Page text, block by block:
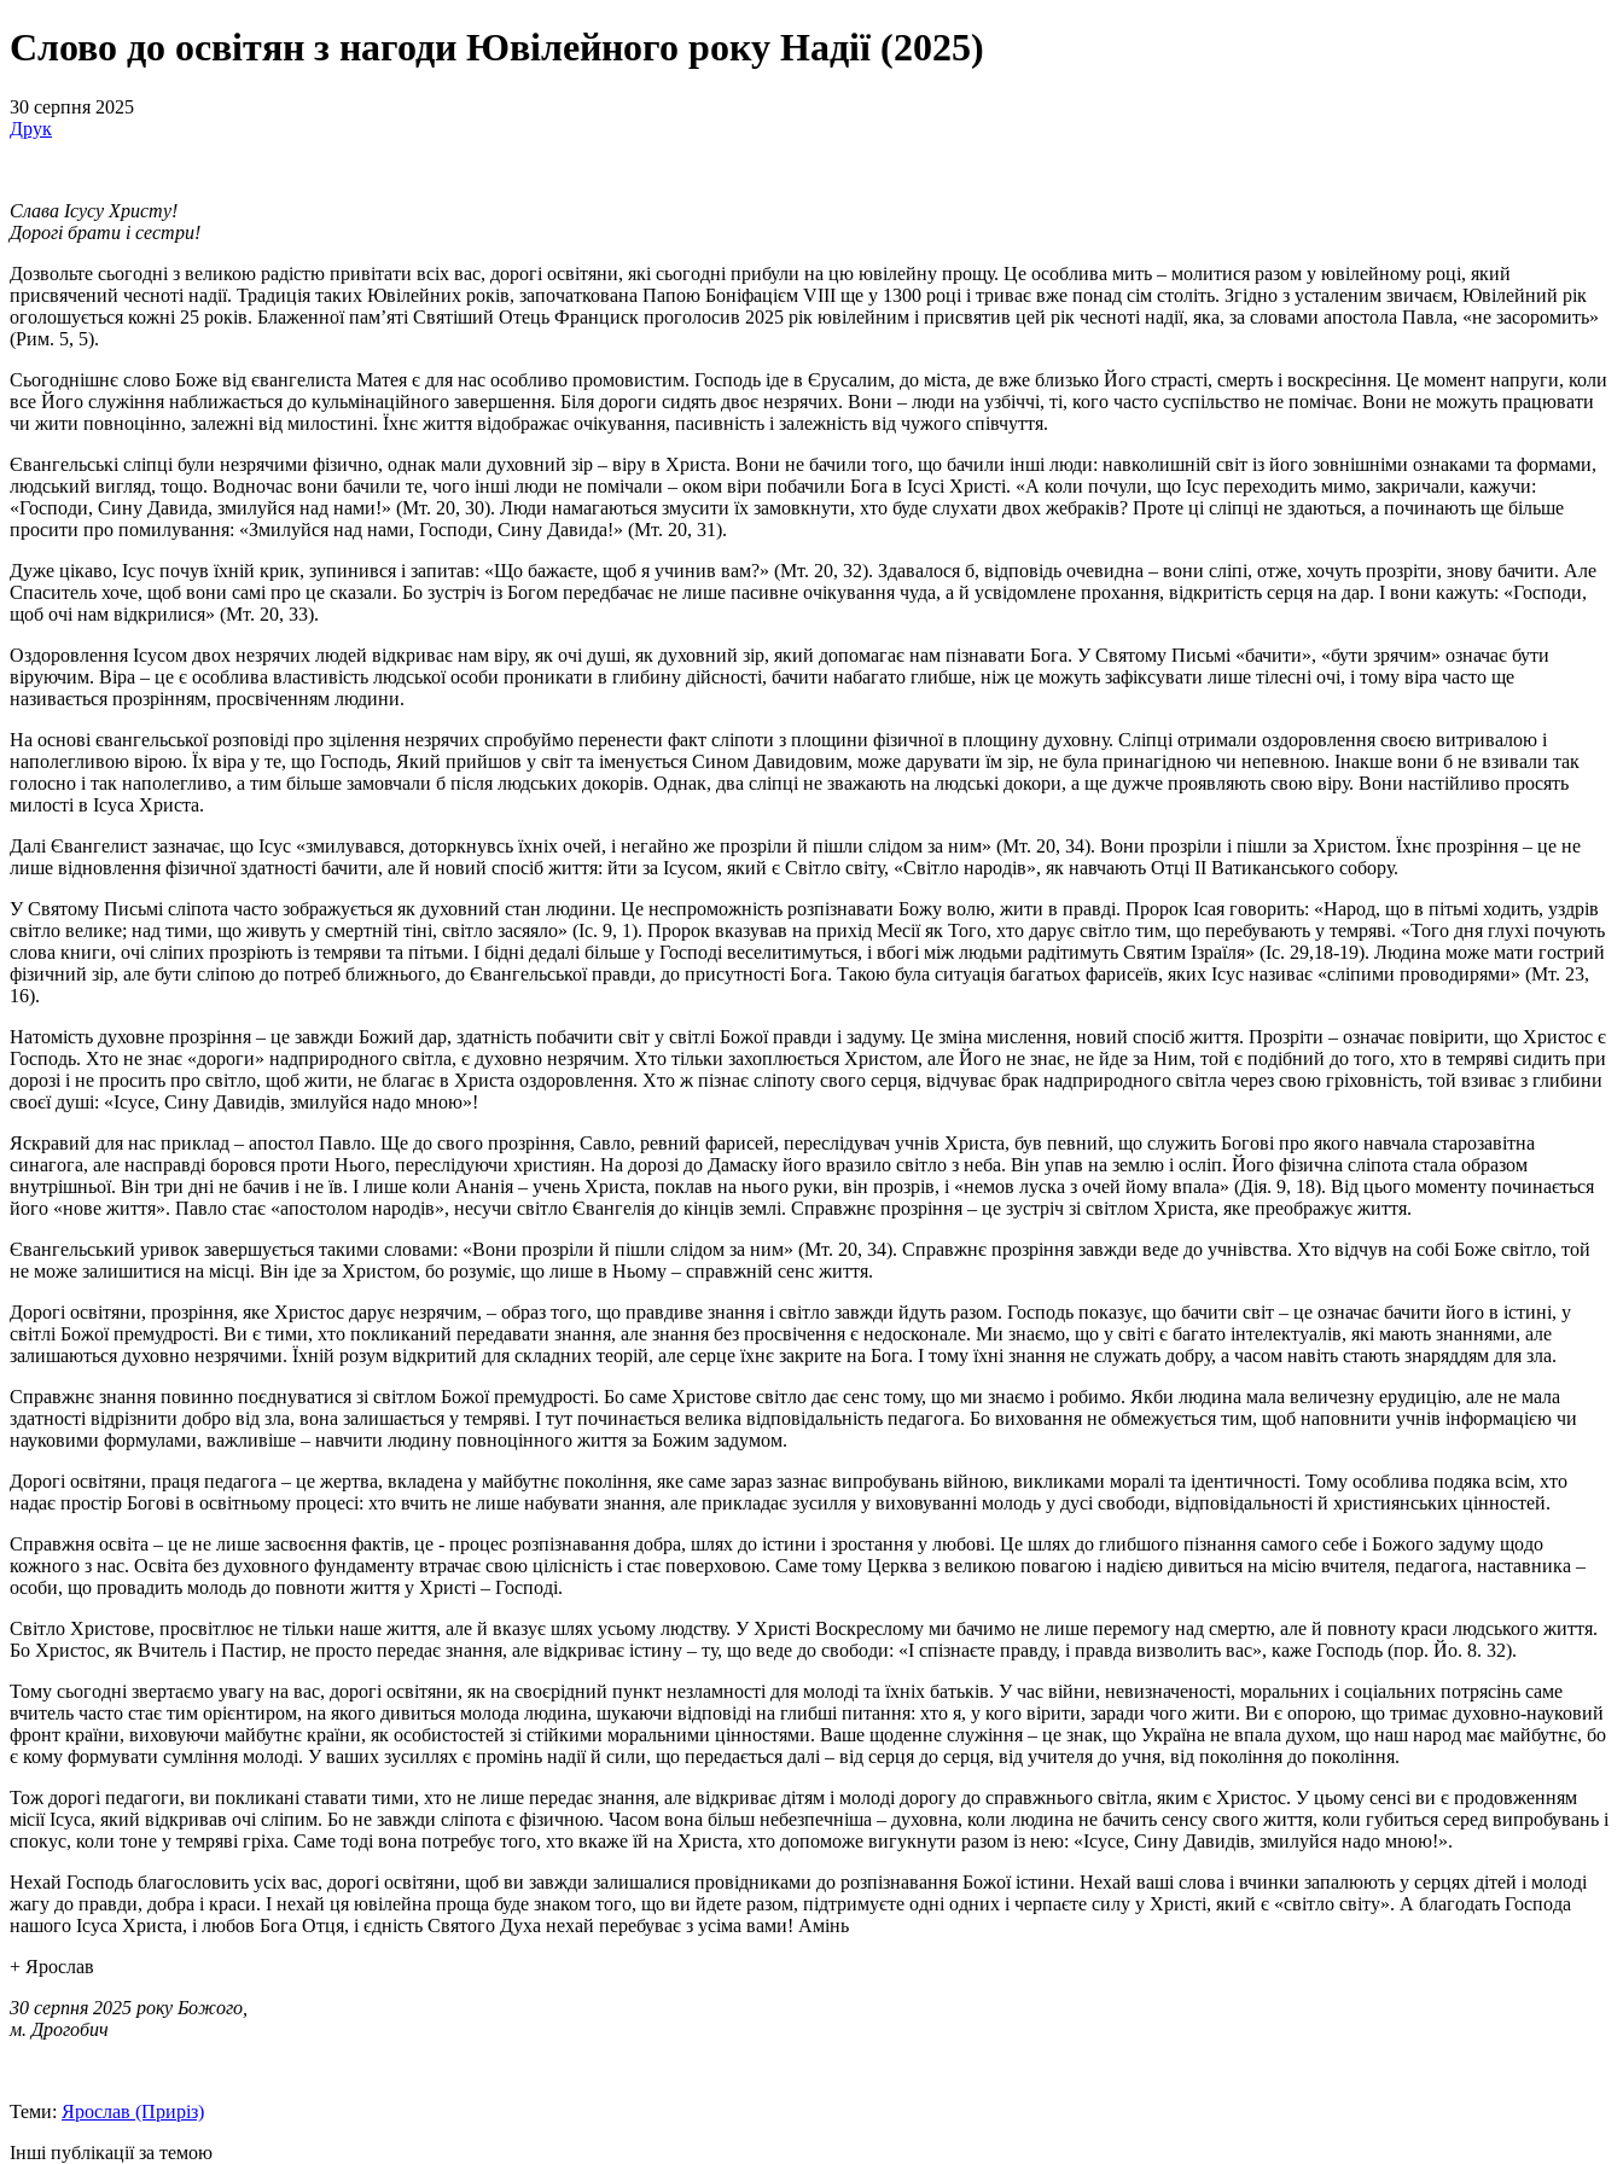
Слово до освітян з нагоди Ювілейного року Надії (2025)
30 серпня 2025
Друк
Слава Ісусу Христу!
Дорогі брати і сестри!
Дозвольте сьогодні з великою радістю привітати всіх вас, дорогі освітяни, які сьогодні прибули на цю ювілейну прощу. Це особлива мить – молитися разом у ювілейному році, який
присвячений чесноті надії. Традиція таких Ювілейних років, започаткована Папою Боніфацієм VIII ще у 1300 році і триває вже понад сім століть. Згідно з усталеним звичаєм, Ювілейний рік
оголошується кожні 25 років. Блаженної пам’яті Святіший Отець Франциск проголосив 2025 рік ювілейним і присвятив цей рік чесноті надії, яка, за словами апостола Павла, «не засоромить»
(Рим. 5, 5).
Сьогоднішнє слово Боже від євангелиста Матея є для нас особливо промовистим. Господь іде в Єрусалим, до міста, де вже близько Його страсті, смерть і воскресіння. Це момент напруги, коли
все Його служіння наближається до кульмінаційного завершення. Біля дороги сидять двоє незрячих. Вони – люди на узбіччі, ті, кого часто суспільство не помічає. Вони не можуть працювати
чи жити повноцінно, залежні від милостині. Їхнє життя відображає очікування, пасивність і залежність від чужого співчуття.
Євангельські сліпці були незрячими фізично, однак мали духовний зір – віру в Христа. Вони не бачили того, що бачили інші люди: навколишній світ із його зовнішніми ознаками та формами,
людський вигляд, тощо. Водночас вони бачили те, чого інші люди не помічали – оком віри побачили Бога в Ісусі Христі. «А коли почули, що Ісус переходить мимо, закричали, кажучи:
«Господи, Сину Давида, змилуйся над нами!» (Мт. 20, 30). Люди намагаються змусити їх замовкнути, хто буде слухати двох жебраків? Проте ці сліпці не здаються, а починають ще більше
просити про помилування: «Змилуйся над нами, Господи, Сину Давида!» (Мт. 20, 31).
Дуже цікаво, Ісус почув їхній крик, зупинився і запитав: «Що бажаєте, щоб я учинив вам?» (Мт. 20, 32). Здавалося б, відповідь очевидна – вони сліпі, отже, хочуть прозріти, знову бачити. Але
Спаситель хоче, щоб вони самі про це сказали. Бо зустріч із Богом передбачає не лише пасивне очікування чуда, а й усвідомлене прохання, відкритість серця на дар. І вони кажуть: «Господи,
щоб очі нам відкрилися» (Мт. 20, 33).
Оздоровлення Ісусом двох незрячих людей відкриває нам віру, як очі душі, як духовний зір, який допомагає нам пізнавати Бога. У Святому Письмі «бачити», «бути зрячим» означає бути
віруючим. Віра – це є особлива властивість людської особи проникати в глибину дійсності, бачити набагато глибше, ніж це можуть зафіксувати лише тілесні очі, і тому віра часто ще
називається прозрінням, просвіченням людини.
На основі євангельської розповіді про зцілення незрячих спробуймо перенести факт сліпоти з площини фізичної в площину духовну. Сліпці отримали оздоровлення своєю витривалою і
наполегливою вірою. Їх віра у те, що Господь, Який прийшов у світ та іменується Сином Давидовим, може дарувати їм зір, не була принагідною чи непевною. Інакше вони б не взивали так
голосно і так наполегливо, а тим більше замовчали б після людських докорів. Однак, два сліпці не зважають на людські докори, а ще дужче проявляють свою віру. Вони настійливо просять
милості в Ісуса Христа.
Далі Євангелист зазначає, що Ісус «змилувався, доторкнувсь їхніх очей, і негайно же прозріли й пішли слідом за ним» (Мт. 20, 34). Вони прозріли і пішли за Христом. Їхнє прозріння – це не
лише відновлення фізичної здатності бачити, але й новий спосіб життя: йти за Ісусом, який є Світло світу, «Світло народів», як навчають Отці ІІ Ватиканського собору.
У Святому Письмі сліпота часто зображується як духовний стан людини. Це неспроможність розпізнавати Божу волю, жити в правді. Пророк Ісая говорить: «Народ, що в пітьмі ходить, уздрів
світло велике; над тими, що живуть у смертній тіні, світло засяяло» (Іс. 9, 1). Пророк вказував на прихід Месії як Того, хто дарує світло тим, що перебувають у темряві. «Того дня глухі почують
слова книги, очі сліпих прозріють із темряви та пітьми. І бідні дедалі більше у Господі веселитимуться, і вбогі між людьми радітимуть Святим Ізраїля» (Іс. 29,18-19). Людина може мати гострий
фізичний зір, але бути сліпою до потреб ближнього, до Євангельської правди, до присутності Бога. Такою була ситуація багатьох фарисеїв, яких Ісус називає «сліпими проводирями» (Мт. 23,
16).
Натомість духовне прозріння – це завжди Божий дар, здатність побачити світ у світлі Божої правди і задуму. Це зміна мислення, новий спосіб життя. Прозріти – означає повірити, що Христос є
Господь. Хто не знає «дороги» надприродного світла, є духовно незрячим. Хто тільки захоплюється Христом, але Його не знає, не йде за Ним, той є подібний до того, хто в темряві сидить при
дорозі і не просить про світло, щоб жити, не благає в Христа оздоровлення. Хто ж пізнає сліпоту свого серця, відчуває брак надприродного світла через свою гріховність, той взиває з глибини
своєї душі: «Icyсе, Сину Давидів, змилуйся надо мною»!
Яскравий для нас приклад – апостол Павло. Ще до свого прозріння, Савло, ревний фарисей, переслідувач учнів Христа, був певний, що служить Богові про якого навчала старозавітна
синагога, але насправді боровся проти Нього, переслідуючи християн. На дорозі до Дамаску його вразило світло з неба. Він упав на землю і осліп. Його фізична сліпота стала образом
внутрішньої. Він три дні не бачив і не їв. І лише коли Ананія – учень Христа, поклав на нього руки, він прозрів, і «немов луска з очей йому впала» (Дія. 9, 18). Від цього моменту починається
його «нове життя». Павло стає «апостолом народів», несучи світло Євангелія до кінців землі. Справжнє прозріння – це зустріч зі світлом Христа, яке преображує життя.
Євангельський уривок завершується такими словами: «Вони прозріли й пішли слідом за ним» (Мт. 20, 34). Справжнє прозріння завжди веде до учнівства. Хто відчув на собі Боже світло, той
не може залишитися на місці. Він іде за Христом, бо розуміє, що лише в Ньому – справжній сенс життя.
Дорогі освітяни, прозріння, яке Христос дарує незрячим, – образ того, що правдиве знання і світло завжди йдуть разом. Господь показує, що бачити світ – це означає бачити його в істині, у
світлі Божої премудрості. Ви є тими, хто покликаний передавати знання, але знання без просвічення є недосконале. Ми знаємо, що у світі є багато інтелектуалів, які мають знаннями, але
залишаються духовно незрячими. Їхній розум відкритий для складних теорій, але серце їхнє закрите на Бога. І тому їхні знання не служать добру, а часом навіть стають знаряддям для зла.
Справжнє знання повинно поєднуватися зі світлом Божої премудрості. Бо саме Христове світло дає сенс тому, що ми знаємо і робимо. Якби людина мала величезну ерудицію, але не мала
здатності відрізнити добро від зла, вона залишається у темряві. І тут починається велика відповідальність педагога. Бо виховання не обмежується тим, щоб наповнити учнів інформацією чи
науковими формулами, важливіше – навчити людину повноцінного життя за Божим задумом.
Дорогі освітяни, праця педагога – це жертва, вкладена у майбутнє покоління, яке саме зараз зазнає випробувань війною, викликами моралі та ідентичності. Тому особлива подяка всім, хто
надає простір Богові в освітньому процесі: хто вчить не лише набувати знання, але прикладає зусилля у виховуванні молодь у дусі свободи, відповідальності й християнських цінностей.
Справжня освіта – це не лише засвоєння фактів, це - процес розпізнавання добра, шлях до істини і зростання у любові. Це шлях до глибшого пізнання самого себе і Божого задуму щодо
кожного з нас. Освіта без духовного фундаменту втрачає свою цілісність і стає поверховою. Саме тому Церква з великою повагою і надією дивиться на місію вчителя, педагога, наставника –
особи, що провадить молодь до повноти життя у Христі – Господі.
Світло Христове, просвітлює не тільки наше життя, але й вказує шлях усьому людству. У Христі Воскреслому ми бачимо не лише перемогу над смертю, але й повноту краси людського життя.
Бо Христос, як Вчитель і Пастир, не просто передає знання, але відкриває істину – ту, що веде до свободи: «І спізнаєте правду, і правда визволить вас», каже Господь (пор. Йо. 8. 32).
Тому сьогодні звертаємо увагу на вас, дорогі освітяни, як на своєрідний пункт незламності для молоді та їхніх батьків. У час війни, невизначеності, моральних і соціальних потрясінь саме
вчитель часто стає тим орієнтиром, на якого дивиться молода людина, шукаючи відповіді на глибші питання: хто я, у кого вірити, заради чого жити. Ви є опорою, що тримає духовно-науковий
фронт країни, виховуючи майбутнє країни, як особистостей зі стійкими моральними цінностями. Ваше щоденне служіння – це знак, що Україна не впала духом, що наш народ має майбутнє, бо
є кому формувати сумління молоді. У ваших зусиллях є промінь надії й сили, що передається далі – від серця до серця, від учителя до учня, від покоління до покоління.
Тож дорогі педагоги, ви покликані ставати тими, хто не лише передає знання, але відкриває дітям і молоді дорогу до справжнього світла, яким є Христос. У цьому сенсі ви є продовженням
місії Ісуса, який відкривав очі сліпим. Бо не завжди сліпота є фізичною. Часом вона більш небезпечніша – духовна, коли людина не бачить сенсу свого життя, коли губиться серед випробувань і
спокус, коли тоне у темряві гріха. Саме тоді вона потребує того, хто вкаже їй на Христа, хто допоможе вигукнути разом із нею: «Icyсе, Сину Давидів, змилуйся надо мною!».
Нехай Господь благословить усіх вас, дорогі освітяни, щоб ви завжди залишалися провідниками до розпізнавання Божої істини. Нехай ваші слова і вчинки запалюють у серцях дітей і молоді
жагу до правди, добра і краси. І нехай ця ювілейна проща буде знаком того, що ви йдете разом, підтримуєте одні одних і черпаєте силу у Христі, який є «світло світу». А благодать Господа
нашого Ісуса Христа, і любов Бога Отця, і єдність Святого Духа нехай перебуває з усіма вами! Амінь
+ Ярослав
30 серпня 2025 року Божого,
м. Дрогобич
Теми: Ярослав (Приріз)
Інші публікації за темою